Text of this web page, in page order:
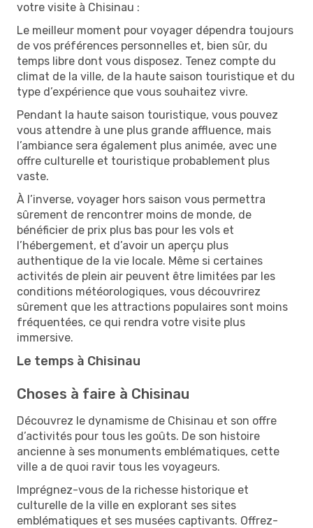
votre visite à Chisinau :
Le meilleur moment pour voyager dépendra toujours
de vos préférences personnelles et, bien sûr, du
temps libre dont vous disposez. Tenez compte du
climat de la ville, de la haute saison touristique et du
type d’expérience que vous souhaitez vivre.
Pendant la haute saison touristique, vous pouvez
vous attendre à une plus grande affluence, mais
l’ambiance sera également plus animée, avec une
offre culturelle et touristique probablement plus
vaste.
À l’inverse, voyager hors saison vous permettra
sûrement de rencontrer moins de monde, de
bénéficier de prix plus bas pour les vols et
l’hébergement, et d’avoir un aperçu plus
authentique de la vie locale. Même si certaines
activités de plein air peuvent être limitées par les
conditions météorologiques, vous découvrirez
sûrement que les attractions populaires sont moins
fréquentées, ce qui rendra votre visite plus
immersive.
Le temps à Chisinau
Choses à faire à Chisinau
Découvrez le dynamisme de Chisinau et son offre
d’activités pour tous les goûts. De son histoire
ancienne à ses monuments emblématiques, cette
ville a de quoi ravir tous les voyageurs.
Imprégnez-vous de la richesse historique et
culturelle de la ville en explorant ses sites
emblématiques et ses musées captivants. Offrez-